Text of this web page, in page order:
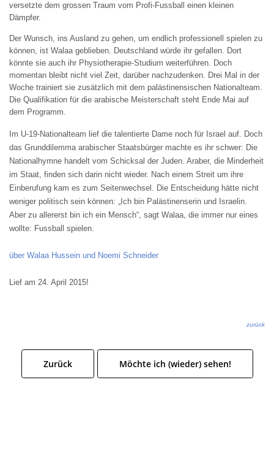
versetzte dem grossen Traum vom Profi-Fussball einen kleinen
Dämpfer.
Der Wunsch, ins Ausland zu gehen, um endlich professionell spielen zu
können, ist Walaa geblieben. Deutschland würde ihr gefallen. Dort
könnte sie auch ihr Physiotherapie-Studium weiterführen. Doch
momentan bleibt nicht viel Zeit, darüber nachzudenken. Drei Mal in der
Woche trainiert sie zusätzlich mit dem palästinensischen Nationalteam.
Die Qualifikation für die arabische Meisterschaft steht Ende Mai auf
dem Programm.
Im U-19-Nationalteam lief die talentierte Dame noch für Israel auf. Doch
das Grunddilemma arabischer Staatsbürger machte es ihr schwer: Die
Nationalhymne handelt vom Schicksal der Juden. Araber, die Minderheit
im Staat, finden sich darin nicht wieder. Nach einem Streit um ihre
Einberufung kam es zum Seitenwechsel. Die Entscheidung hätte nicht
weniger politisch sein können: „Ich bin Palästinenserin und Israelin.
Aber zu allererst bin ich ein Mensch“, sagt Walaa, die immer nur eines
wollte: Fussball spielen.
über Walaa Hussein und Noemi Schneider
Lief am 24. April 2015!
zurück
Zurück Möchte ich (wieder) sehen!